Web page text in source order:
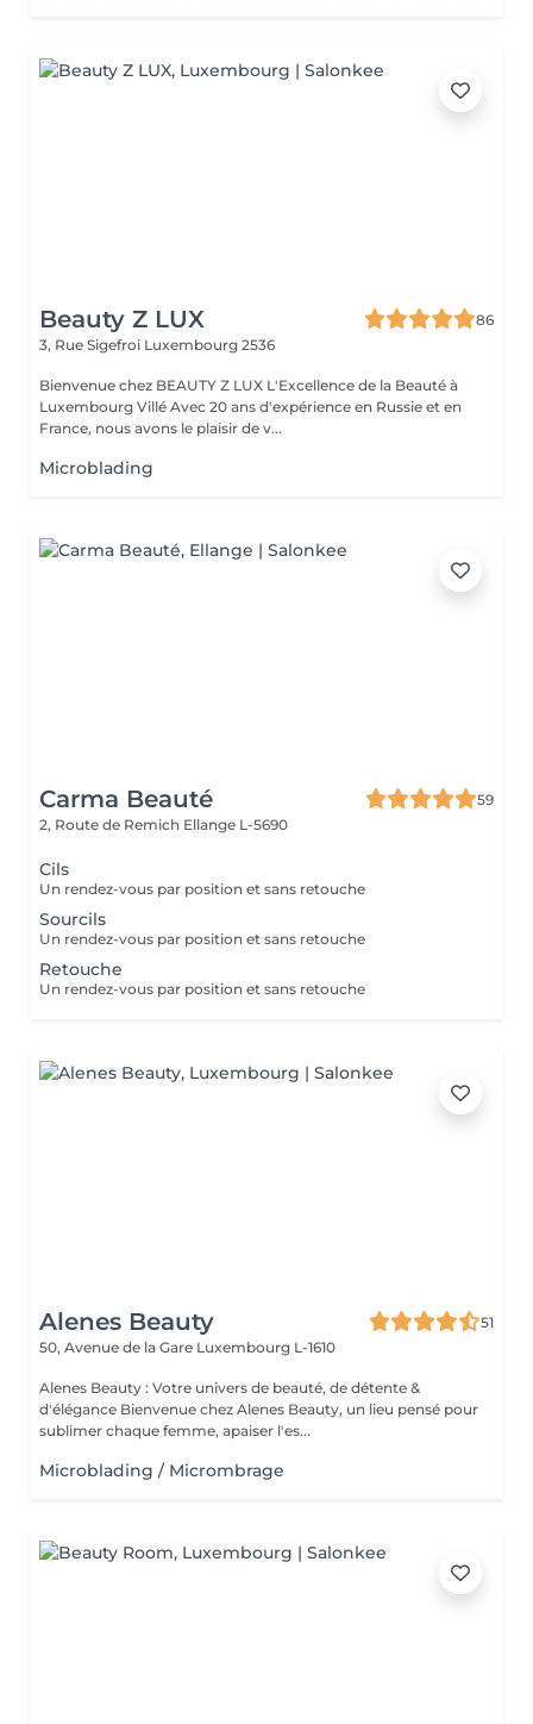
Beauty Z LUX
86
3, Rue Sigefroi Luxembourg 2536
Bienvenue chez BEAUTY Z LUX L'Excellence de la Beauté à
Luxembourg Villé Avec 20 ans d'expérience en Russie et en
France, nous avons le plaisir de v...
Microblading
Carma Beauté
59
2, Route de Remich Ellange L-5690
Cils
Un rendez-vous par position et sans retouche
Sourcils
Un rendez-vous par position et sans retouche
Retouche
Un rendez-vous par position et sans retouche
Alenes Beauty
51
50, Avenue de la Gare Luxembourg L-1610
Alenes Beauty : Votre univers de beauté, de détente &
d'élégance Bienvenue chez Alenes Beauty, un lieu pensé pour
sublimer chaque femme, apaiser l'es...
Microblading / Micrombrage